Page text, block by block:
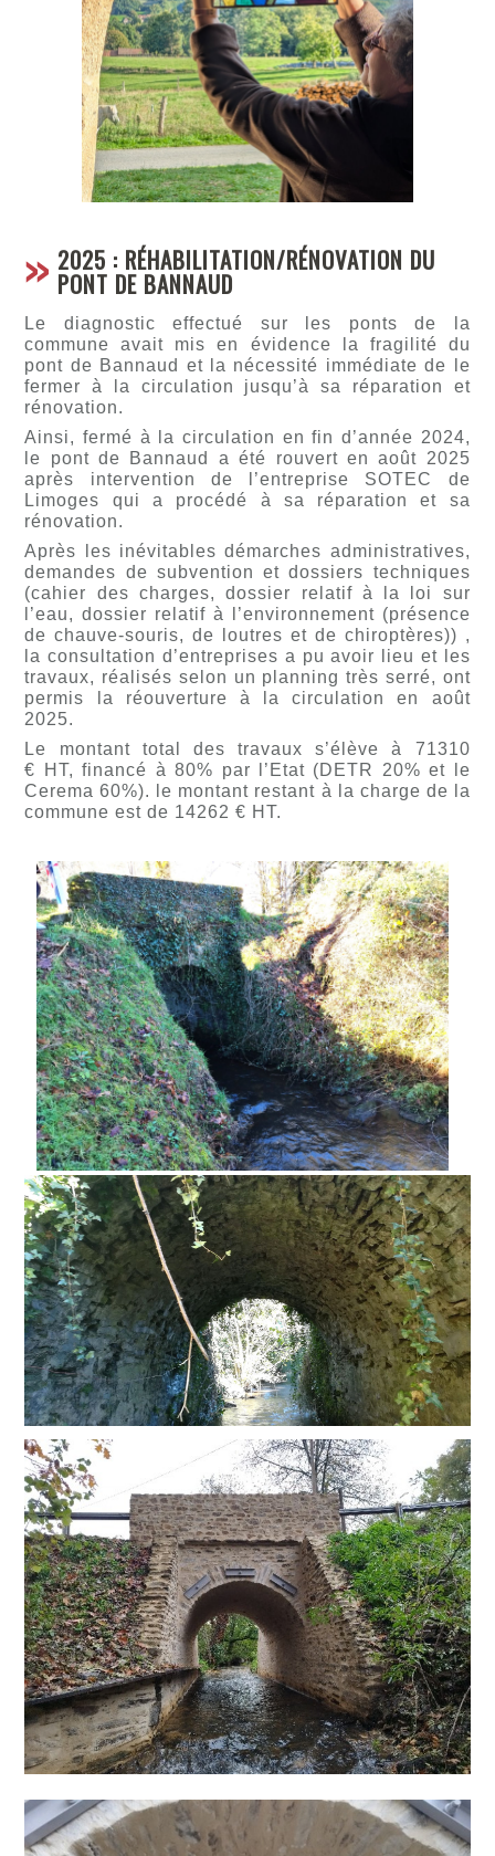
2025 : RÉHABILITATION/RÉNOVATION DU
PONT DE BANNAUD
Le diagnostic effectué sur les ponts de la
commune avait mis en évidence la fragilité du
pont de Bannaud et la nécessité immédiate de le
fermer à la circulation jusqu’à sa réparation et
rénovation.
Ainsi, fermé à la circulation en fin d’année 2024,
le pont de Bannaud a été rouvert en août 2025
après intervention de l’entreprise SOTEC de
Limoges qui a procédé à sa réparation et sa
rénovation.
Après les inévitables démarches administratives,
demandes de subvention et dossiers techniques
(cahier des charges, dossier relatif à la loi sur
l’eau, dossier relatif à l’environnement (présence
de chauve-souris, de loutres et de chiroptères)) ,
la consultation d’entreprises a pu avoir lieu et les
travaux, réalisés selon un planning très serré, ont
permis la réouverture à la circulation en août
2025.
Le montant total des travaux s’élève à 71310
€ HT, financé à 80% par l’Etat (DETR 20% et le
Cerema 60%). le montant restant à la charge de la
commune est de 14262 € HT.